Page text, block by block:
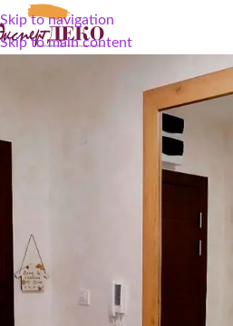
Skip to navigation
Skip to main content